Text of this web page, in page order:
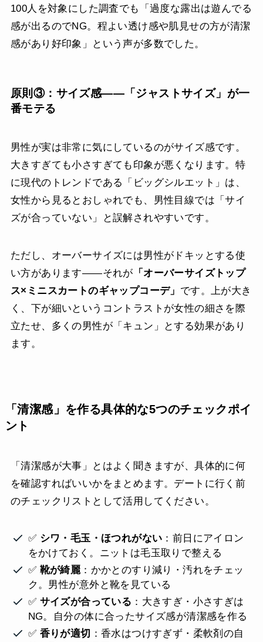
100人を対象にした調査でも「過度な露出は遊んでる
感が出るのでNG。程よい透け感や肌見せの方が清潔
感があり好印象」という声が多数でした。
原則③：サイズ感——「ジャストサイズ」が一
番モテる
男性が実は非常に気にしているのがサイズ感です。
大きすぎても小さすぎても印象が悪くなります。特
に現代のトレンドである「ビッグシルエット」は、
女性から見るとおしゃれでも、男性目線では「サイ
ズが合っていない」と誤解されやすいです。
ただし、オーバーサイズには男性がドキッとする使
い方があります——それが 「オーバーサイズトップ
ス×ミニスカートのギャップコーデ」 です。上が大き
く、下が細いというコントラストが女性の細さを際
立たせ、多くの男性が「キュン」とする効果があり
ます。
「清潔感」を作る具体的な5つのチェックポイ
ント
「清潔感が大事」とはよく聞きますが、具体的に何
を確認すればいいかをまとめます。デートに行く前
のチェックリストとして活用してください。
✅ シワ・毛玉・ほつれがない ：前日にアイロン
をかけておく。ニットは毛玉取りで整える
✅ 靴が綺麗 ：かかとのすり減り・汚れをチェッ
ク。男性が意外と靴を見ている
✅ サイズが合っている ：大きすぎ・小さすぎは
NG。自分の体に合ったサイズ感が清潔感を作る
✅ 香りが適切 ：香水はつけすぎず・柔軟剤の自